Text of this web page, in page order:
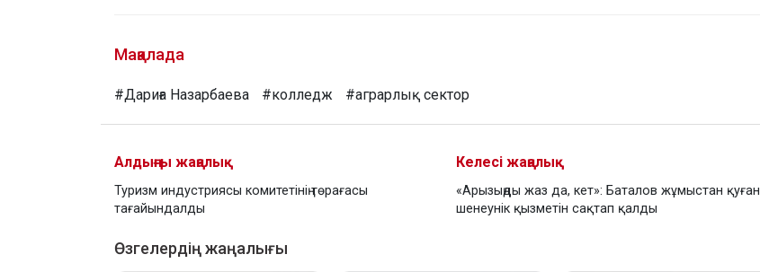
Мақалада
#Дариға Назарбаева #колледж #аграрлық сектор
Алдыңғы жаңалық
Туризм индустриясы комитетінің төрағасы
тағайындалды
Келесі жаңалық
«Арызыңды жаз да, кет»: Баталов жұмыстан қуған
шенеунік қызметін сақтап қалды